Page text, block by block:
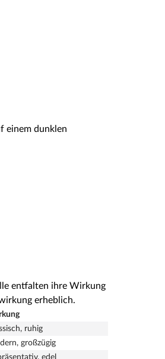
entfalten ihre Wirkung
erheblich.
ruhig
großzügig
edel